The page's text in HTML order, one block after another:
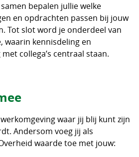
bepalen jullie welke
en opdrachten passen bij jouw
Tot slot word je onderdeel van
waarin kennisdeling en
collega’s centraal staan.
waar jij blij kunt zijn
Andersom voeg jij als
waarde toe met jouw: